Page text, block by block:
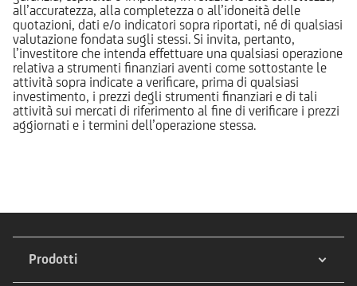
all’accuratezza, alla completezza o all’idoneità delle
quotazioni, dati e/o indicatori sopra riportati, né di qualsiasi
valutazione fondata sugli stessi. Si invita, pertanto,
l’investitore che intenda effettuare una qualsiasi operazione
relativa a strumenti finanziari aventi come sottostante le
attività sopra indicate a verificare, prima di qualsiasi
investimento, i prezzi degli strumenti finanziari e di tali
attività sui mercati di riferimento al fine di verificare i prezzi
aggiornati e i termini dell’operazione stessa.
Prodotti